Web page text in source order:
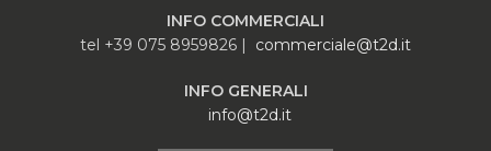
INFO COMMERCIALI
tel +39 075 8959826 | commerciale@t2d.it
INFO GENERALI
info@t2d.it